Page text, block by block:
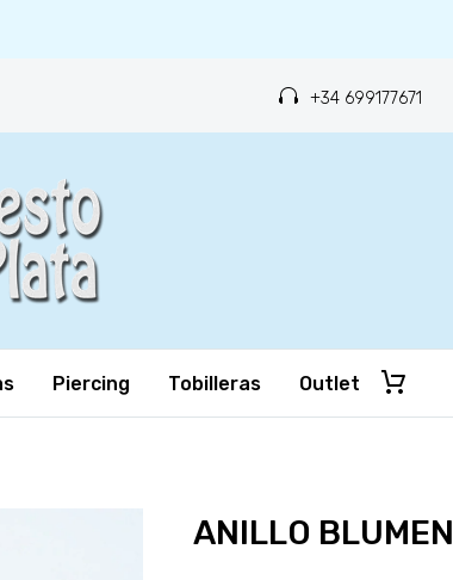
+34 699177671
Piercing Tobilleras Outlet
ANILLO BLUMEN